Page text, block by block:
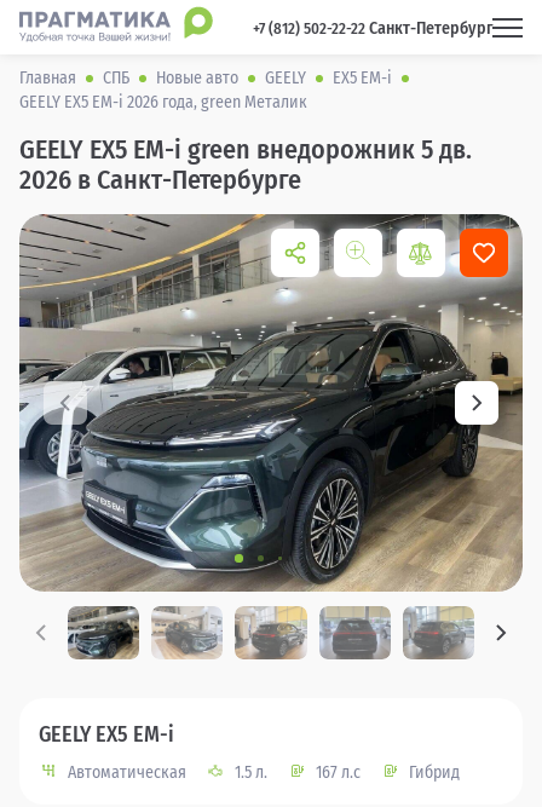
+7 (812) 502-22-22 Санкт-Петербург
Главная СПБ Новые авто GEELY
EX5 EM-i
GEELY EX5 EM-i 2026 года, green Металик
GEELY EX5 EM-i green внедорожник 5 дв.
2026 в Санкт-Петербурге
GEELY EX5 EM-i
Автоматическая 1.5 л. 167 л.с Гибрид